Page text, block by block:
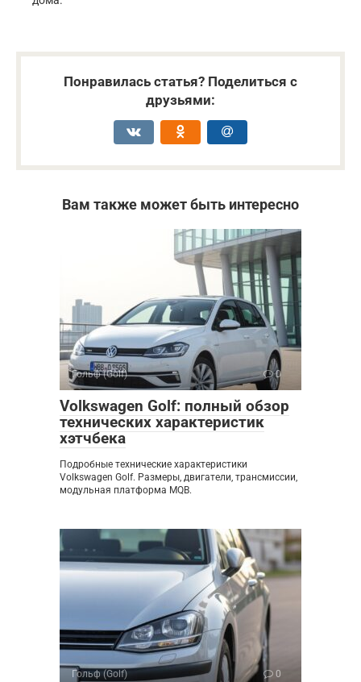
Понравилась статья? Поделиться с
друзьями:
Вам также может быть интересно
Гольф (Golf) 0
Volkswagen Golf: полный обзор
технических характеристик
хэтчбека
Подробные технические характеристики
Volkswagen Golf. Размеры, двигатели, трансмиссии,
модульная платформа MQB.
Гольф (Golf) 0